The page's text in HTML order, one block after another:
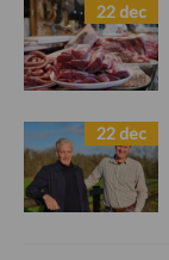
22 dec
22 dec